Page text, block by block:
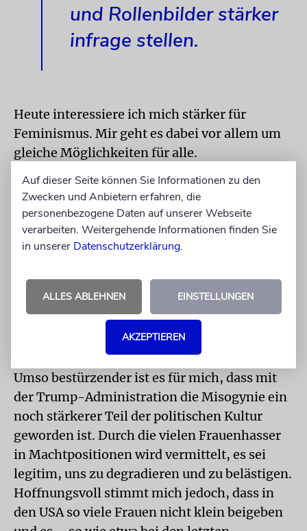
und Rollenbilder stärker
infrage stellen.
Heute interessiere ich mich stärker für
Feminismus. Mir geht es dabei vor allem um
gleiche Möglichkeiten für alle.
Deutschland viel mehr Männer «feminin»
konnotierte Eigenschaften in ihre
Persönlichkeit integrieren, ohne sofort als
«schwul» oder «verweiblicht» zu gelten.
wir die bestehenden Geschlechternormen und
Feministinnen etwas gegen Männer haben,
ist ein altes Klischee, das mich wirklich stört.
Umso bestürzender ist es für mich, dass mit
der Trump-Administration die Misogynie ein
noch stärkerer Teil der politischen Kultur
geworden ist. Durch die vielen Frauenhasser
in Machtpositionen wird vermittelt, es sei
legitim, uns zu degradieren und zu belästigen.
Hoffnungsvoll stimmt mich jedoch, dass in
den USA so viele Frauen nicht klein beigeben
Auf dieser Seite können Sie Informationen zu den
Zwecken und Anbietern erfahren, die
personenbezogene Daten auf unserer Webseite
verarbeiten. Weitergehende Informationen finden Sie
in unserer Datenschutzerklärung.
ALLES ABLEHNEN EINSTELLUNGEN
AKZEPTIEREN